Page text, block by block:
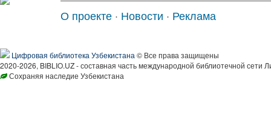
О проекте · Новости · Реклама
Цифровая библиотека Узбекистана © Все права защищены
2020-2026, BIBLIO.UZ - составная часть международной библиотечной сети
Сохраняя наследие Узбекистана